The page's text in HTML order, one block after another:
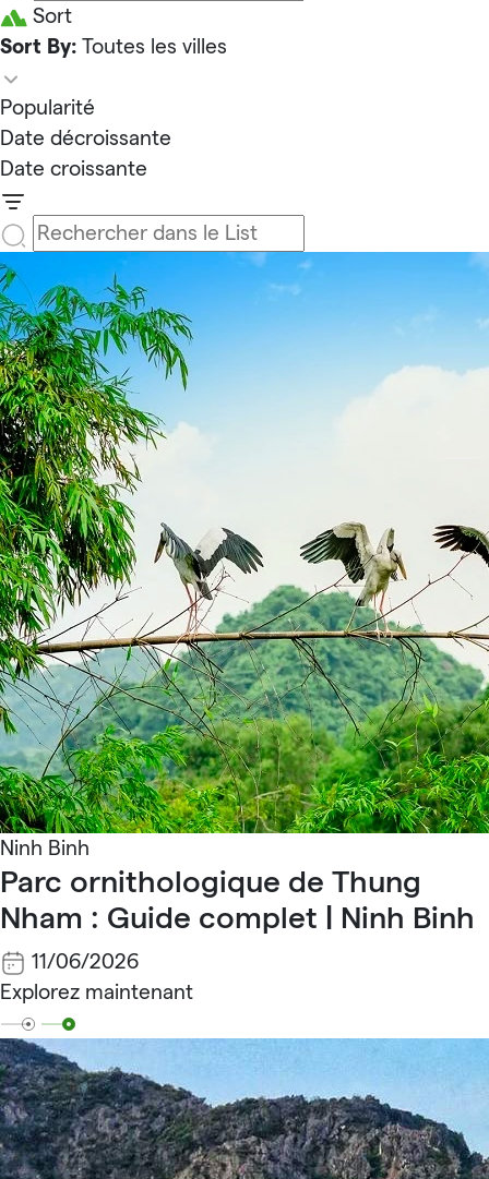
Sort
Sort By: Toutes les villes
Popularité
Date décroissante
Date croissante
Ninh Binh
Parc ornithologique de Thung
Nham : Guide complet | Ninh Binh
11/06/2026
Explorez maintenant